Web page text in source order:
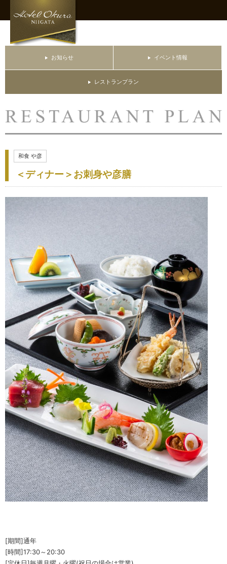
お知らせ イベント情報
レストランプラン
和食 や彦
＜ディナー＞お刺身や彦膳
[期間]通年
[時間]17:30～20:30